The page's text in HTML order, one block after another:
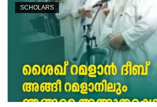
SCHOLARS